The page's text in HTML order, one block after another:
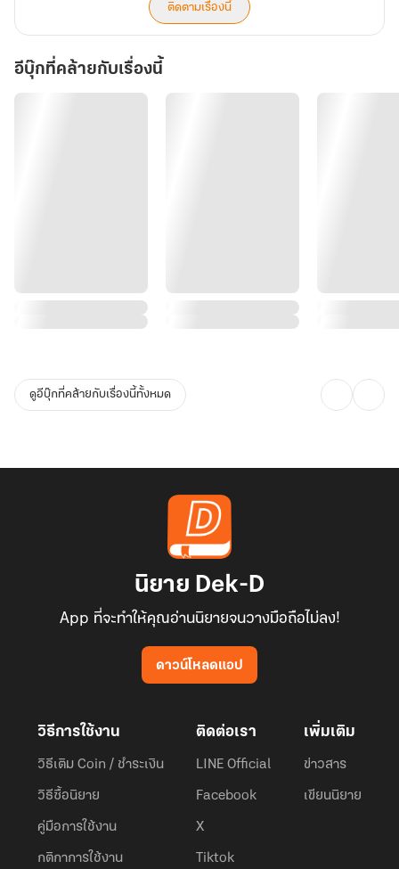
ติดตามเรื่องนี้
อีบุ๊กที่คล้ายกับเรื่องนี้
ดูอีบุ๊กที่คล้ายกับเรื่องนี้ทั้งหมด
นิยาย Dek-D
App ที่จะทำให้คุณอ่านนิยายจนวางมือถือไม่ลง!
ดาวน์โหลดแอป
วิธีการใช้งาน
วิธีเติม Coin / ชำระเงิน
วิธีซื้อนิยาย
คู่มือการใช้งาน
กติกาการใช้งาน
ติดต่อเรา
LINE Official
Facebook
X
Tiktok
เพิ่มเติม
ข่าวสาร
เขียนนิยาย